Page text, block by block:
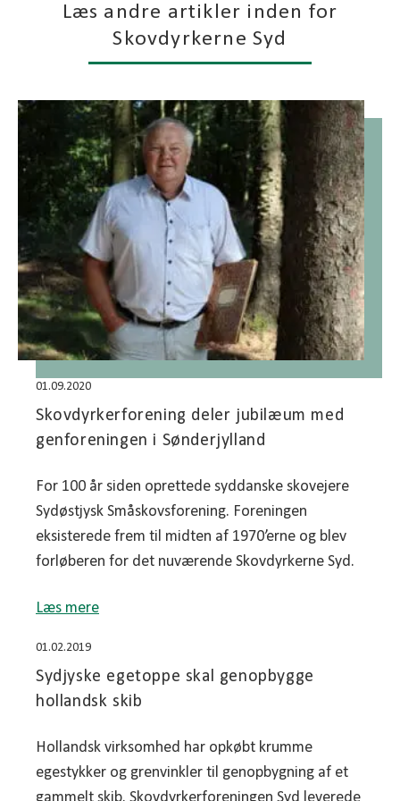
Læs andre artikler inden for
Skovdyrkerne Syd
01.09.2020
Skovdyrkerforening deler jubilæum med
genforeningen i Sønderjylland
For 100 år siden oprettede syddanske skovejere
Sydøstjysk Småskovsforening. Foreningen
eksisterede frem til midten af 1970’erne og blev
forløberen for det nuværende Skovdyrkerne Syd.
Læs mere
01.02.2019
Sydjyske egetoppe skal genopbygge
hollandsk skib
Hollandsk virksomhed har opkøbt krumme
egestykker og grenvinkler til genopbygning af et
gammelt skib. Skovdyrkerforeningen Syd leverede